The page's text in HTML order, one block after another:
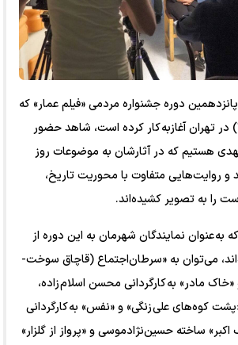
دوره جشنواره مردمی «فیلم عمار» که
از جمعه (۷ دی ۱۴۰۳) در تهران آغازبه کار کرده است، شاهد حضور
هستیم که در آثارشان به موضوعات روز
و روایت‌هایی متفاوت با محوریت تاریخ،
را به تصویر کشیده‌اند.
به عنوان نمایندگان شهرمان به این دوره از
می‌توان به «سرطان‌اجتماع (قاچاق سوخت-
ماده۱۰۰)» و «خاک مادر» به کارگردانی محسن اسلام زاده،
کوه‌های علی زنگی» و «نفس» به کارگردانی
ساخته حسین‌نژادموسی و «پرواز از گلزار»